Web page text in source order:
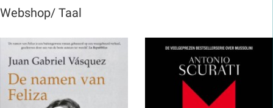
Webshop/ Taal